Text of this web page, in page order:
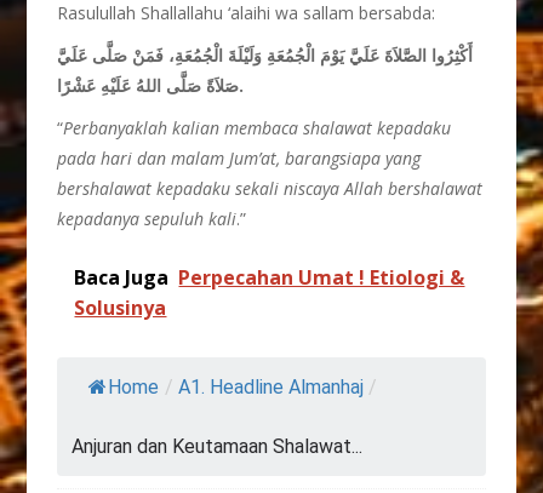
Rasulullah Shallallahu ‘alaihi wa sallam bersabda:
أَكْثِرُوا الصَّلاَةَ عَلَيَّ يَوْمَ الْجُمُعَةِ وَلَيْلَةَ الْجُمُعَةِ، فَمَنْ صَلَّى عَلَيَّ
صَلاَةً صَلَّى اللهُ عَلَيْهِ عَشْرًا.
“Perbanyaklah kalian membaca shalawat kepadaku
pada hari dan malam Jum’at, barangsiapa yang
bershalawat kepadaku sekali niscaya Allah bershalawat
kepadanya sepuluh kali.”
Baca Juga Perpecahan Umat ! Etiologi &
Solusinya
Home / A1. Headline Almanhaj /
Anjuran dan Keutamaan Shalawat...